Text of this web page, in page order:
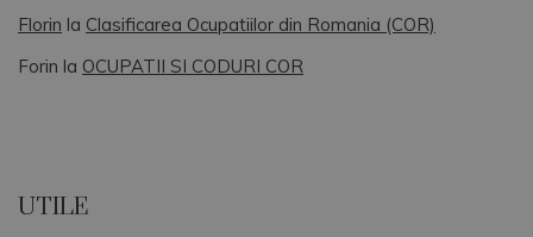
Florin la Clasificarea Ocupatiilor din Romania (COR)
Forin la OCUPATII SI CODURI COR
UTILE